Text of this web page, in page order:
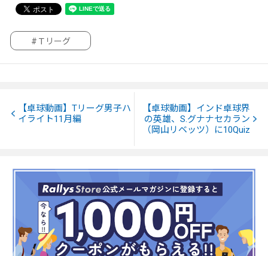
#Ｔリーグ
【卓球動画】Tリーグ男子ハ
イライト11月編
【卓球動画】インド卓球界
の英雄、S.グナナセカラン
（岡山リベッツ）に10Quiz